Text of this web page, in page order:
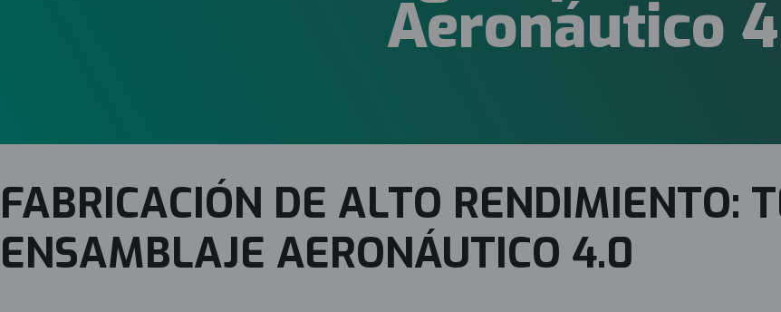
Aeronáutico
FABRICACIÓN DE ALTO RENDIMIENTO:
ENSAMBLAJE AERONÁUTICO 4.0